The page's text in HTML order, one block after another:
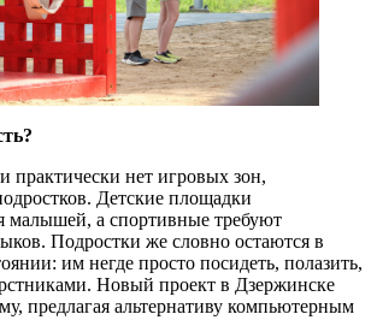
практически нет игровых зон,
Детские площадки
малышей, а спортивные требуют
Подростки же словно остаются в
им негде просто посидеть, полазить,
Новый проект в Дзержинске
предлагая альтернативу компьютерным